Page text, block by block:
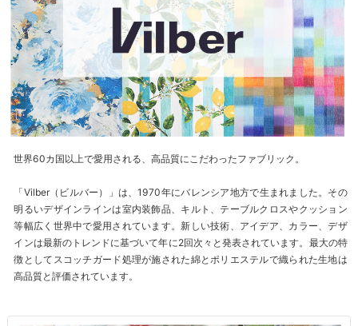
世界60カ国以上で愛用される、高品質にこだわったファブリック。
「Vilber（ビルバー）」は、1970年にバレンシア地方で生まれました。その
明るいデザインラインは室内装飾品、キルト、テーブルクロスやクッション
等幅広く世界中で愛用されています。新しい技術、アイデア、カラー、デザ
インは最新のトレンドに基づいて年に2回次々と発表されています。最大の特
徴としてスコッチガード処理が施された綿とポリエステルで織られた生地は
高品質と評価されています。